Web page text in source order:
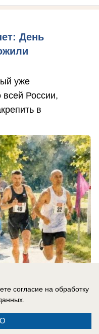
День
уже
России,
в
согласие на обработку